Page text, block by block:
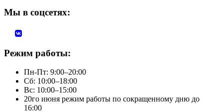
Мы в соцсетях:
Режим работы:
Пн-Пт: 9:00–20:00
Сб: 10:00–18:00
Вс: 10:00–15:00
20го июня режим работы по сокращенному дню до
16:00